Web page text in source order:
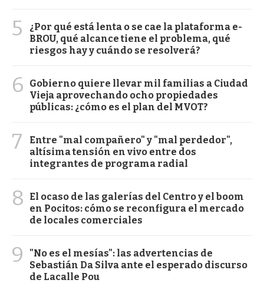
5
¿Por qué está lenta o se cae la plataforma e-
BROU, qué alcance tiene el problema, qué
riesgos hay y cuándo se resolverá?
6
Gobierno quiere llevar mil familias a Ciudad
Vieja aprovechando ocho propiedades
públicas: ¿cómo es el plan del MVOT?
7
Entre "mal compañero" y "mal perdedor",
altísima tensión en vivo entre dos
integrantes de programa radial
8
El ocaso de las galerías del Centro y el boom
en Pocitos: cómo se reconfigura el mercado
de locales comerciales
9
"No es el mesías": las advertencias de
Sebastián Da Silva ante el esperado discurso
de Lacalle Pou